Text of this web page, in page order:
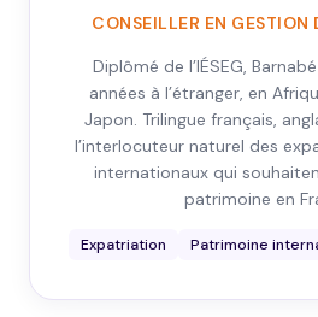
CONSEILLER EN GESTION
Diplômé de l’IÉSEG,
années à l’étranger, en
Japon. Trilingue français,
l’interlocuteur naturel des
internationaux qui
patrimoine en
Expatriation Patrimoine